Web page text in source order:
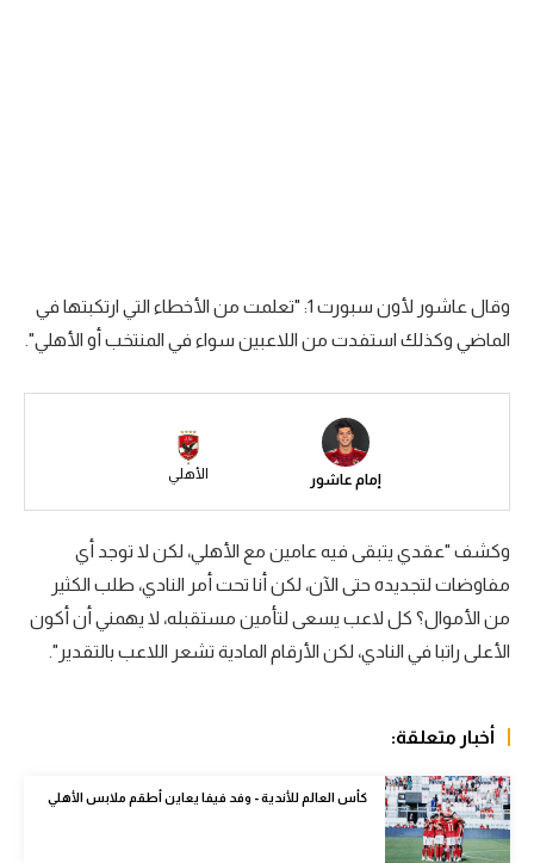
سعودي في الجول
الدوري الإنجليزي
رياضات أخرى
أمم إفريقيا
كرة السلة الأمريكية
كرة يد
كرة طائرة
الوطن العربي
وقال عاشور لأون سبورت 1: "تعلمت من الأخطاء التي ارتكبتها في
الماضي وكذلك استفدت من اللاعبين سواء في المنتخب أو الأهلي".
إمام عاشور الأهلي
وكشف "عقدي يتبقى فيه عامين مع الأهلي، لكن لا توجد أي
مفاوضات لتجديده حتى الآن، لكن أنا تحت أمر النادي، طلب الكثير
من الأموال؟ كل لاعب يسعى لتأمين مستقبله، لا يهمني أن أكون
الأعلى راتبا في النادي، لكن الأرقام المادية تشعر اللاعب بالتقدير".
أخبار متعلقة:
كأس العالم للأندية - وفد فيفا يعاين أطقم ملابس الأهلي